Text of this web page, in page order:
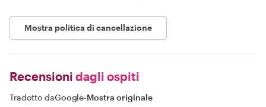
Mostra politica di cancellazione
Recensioni dagli ospiti
Tradotto daGoogle-Mostra originale